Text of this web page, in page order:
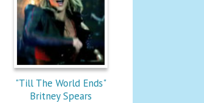
"Till The World Ends"
Britney Spears